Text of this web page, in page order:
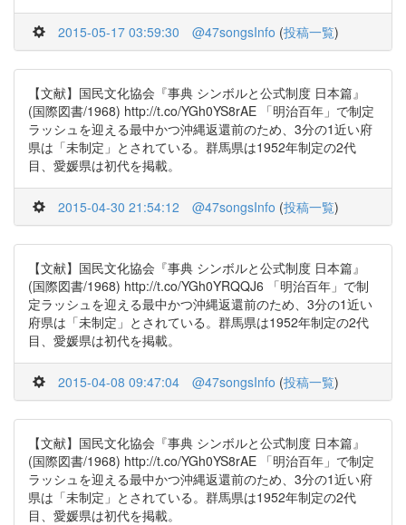
2015-05-17 03:59:30 @47songsInfo (投稿一覧)
【文献】国民文化協会『事典 シンボルと公式制度 日本篇』
(国際図書/1968) http://t.co/YGh0YS8rAE 「明治百年」で制定
ラッシュを迎える最中かつ沖縄返還前のため、3分の1近い府
県は「未制定」とされている。群馬県は1952年制定の2代
目、愛媛県は初代を掲載。
2015-04-30 21:54:12 @47songsInfo (投稿一覧)
【文献】国民文化協会『事典 シンボルと公式制度 日本篇』
(国際図書/1968) http://t.co/YGh0YRQQJ6 「明治百年」で制
定ラッシュを迎える最中かつ沖縄返還前のため、3分の1近い
府県は「未制定」とされている。群馬県は1952年制定の2代
目、愛媛県は初代を掲載。
2015-04-08 09:47:04 @47songsInfo (投稿一覧)
【文献】国民文化協会『事典 シンボルと公式制度 日本篇』
(国際図書/1968) http://t.co/YGh0YS8rAE 「明治百年」で制定
ラッシュを迎える最中かつ沖縄返還前のため、3分の1近い府
県は「未制定」とされている。群馬県は1952年制定の2代
目、愛媛県は初代を掲載。